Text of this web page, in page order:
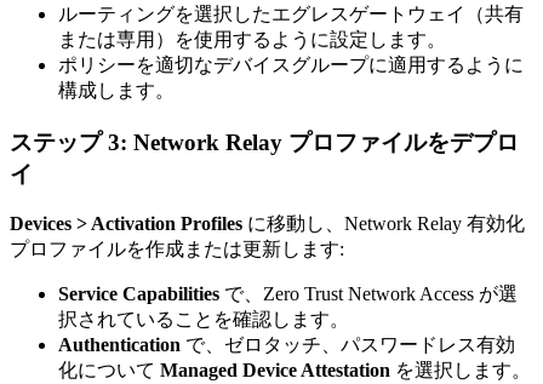
ルーティングを選択したエグレスゲートウェイ（共有
または専用）を使用するように設定します。
ポリシーを適切なデバイスグループに適用するように
構成します。
ステップ 3: Network Relay プロファイルをデプロ
イ
Devices > Activation Profiles に移動し、Network Relay 有効化
プロファイルを作成または更新します:
Service Capabilities で、Zero Trust Network Access が選
択されていることを確認します。
Authentication で、ゼロタッチ、パスワードレス有効
化について Managed Device Attestation を選択します。